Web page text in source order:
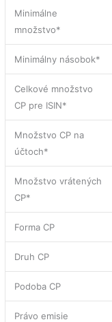
Minimálne
množstvo*
Minimálny násobok*
Celkové množstvo
CP pre ISIN*
Množstvo CP na
účtoch*
Množstvo vrátených
CP*
Forma CP
Druh CP
Podoba CP
Právo emisie